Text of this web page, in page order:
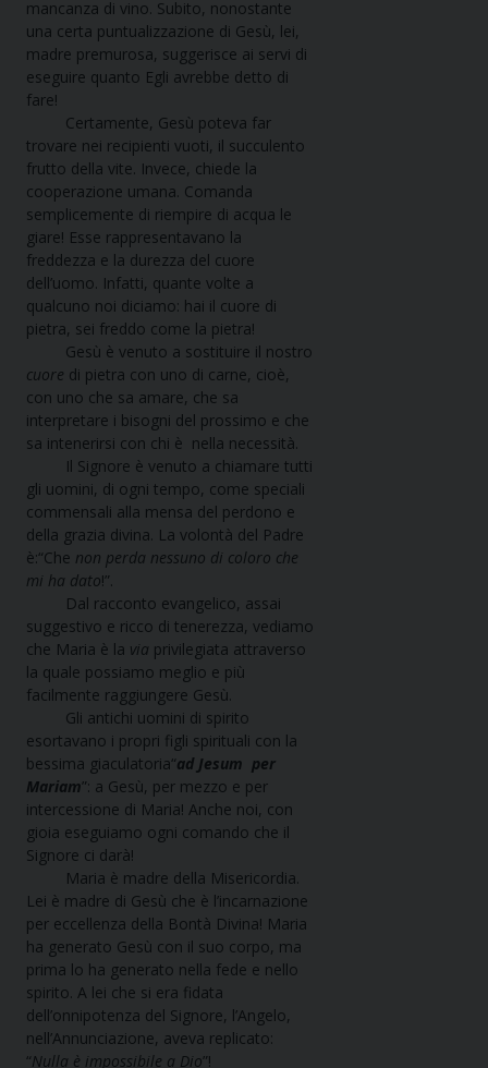
mancanza di vino. Subito, nonostante
una certa puntualizzazione di Gesù, lei,
madre premurosa, suggerisce ai servi di
eseguire quanto Egli avrebbe detto di
fare!
Certamente, Gesù poteva far
trovare nei recipienti vuoti, il succulento
frutto della vite. Invece, chiede la
cooperazione umana. Comanda
semplicemente di riempire di acqua le
giare! Esse rappresentavano la
freddezza e la durezza del cuore
dell’uomo. Infatti, quante volte a
qualcuno noi diciamo: hai il cuore di
pietra, sei freddo come la pietra!
Gesù è venuto a sostituire il nostro
cuore di pietra con uno di carne, cioè,
con uno che sa amare, che sa
interpretare i bisogni del prossimo e che
sa intenerirsi con chi è nella necessità.
Il Signore è venuto a chiamare tutti
gli uomini, di ogni tempo, come speciali
commensali alla mensa del perdono e
della grazia divina. La volontà del Padre
è:“Che non perda nessuno di coloro che
mi ha dato!”.
Dal racconto evangelico, assai
suggestivo e ricco di tenerezza, vediamo
che Maria è la via privilegiata attraverso
la quale possiamo meglio e più
facilmente raggiungere Gesù.
Gli antichi uomini di spirito
esortavano i propri figli spirituali con la
bessima giaculatoria“ad Jesum per
Mariam”: a Gesù, per mezzo e per
intercessione di Maria! Anche noi, con
gioia eseguiamo ogni comando che il
Signore ci darà!
Maria è madre della Misericordia.
Lei è madre di Gesù che è l’incarnazione
per eccellenza della Bontà Divina! Maria
ha generato Gesù con il suo corpo, ma
prima lo ha generato nella fede e nello
spirito. A lei che si era fidata
dell’onnipotenza del Signore, l’Angelo,
nell’Annunciazione, aveva replicato:
“Nulla è impossibile a Dio”!